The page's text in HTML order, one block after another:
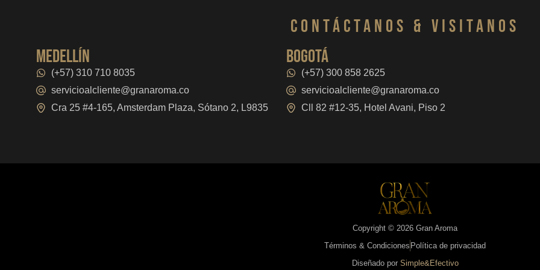
CONTáCTanos & VISITANOS
medellín
(+57) 310 710 8035
servicioalcliente@granaroma.co
Cra 25 #4-165, Amsterdam Plaza, Sótano 2, L9835
bogotá
(+57) 300 858 2625
servicioalcliente@granaroma.co
Cll 82 #12-35, Hotel Avani, Piso 2
Copyright © 2026 Gran Aroma
Términos & Condiciones Política de privacidad
Diseñado por Simple&Efectivo